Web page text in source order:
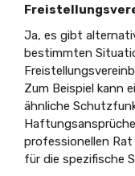
Ja, es gibt
bestimmten
Zum Beispiel kann
ähnliche
professionellen
für die spezifische